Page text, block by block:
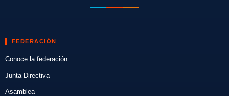
FEDERACIÓN
Conoce la federación
Junta Directiva
Asamblea